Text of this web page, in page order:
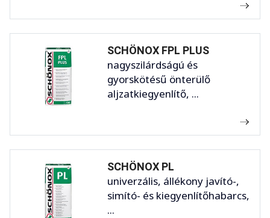
SCHÖNOX FPL PLUS
nagyszilárdságú és
gyorskötésű önterülő
aljzatkiegyenlítő, ...
SCHÖNOX PL
univerzális, állékony javító-,
simító- és kiegyenlítőhabarcs,
...